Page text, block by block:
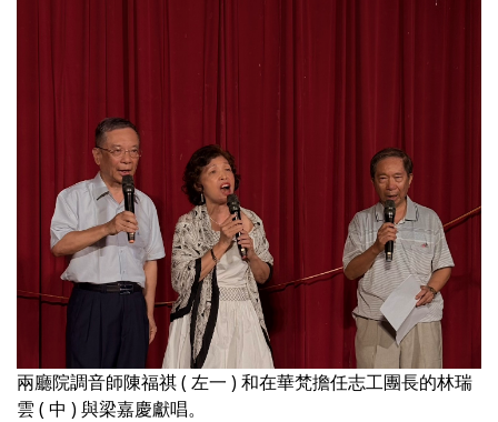
兩廳院調音師陳福祺 ( 左一 ) 和在華梵擔任志工團長的林瑞
雲 ( 中 ) 與梁嘉慶獻唱。